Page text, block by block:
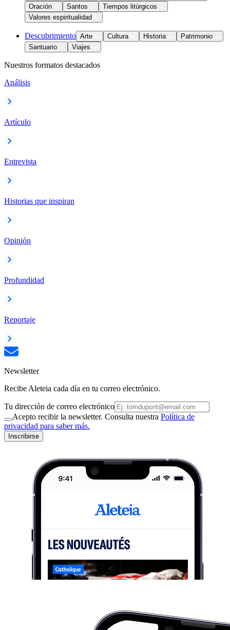
Oración
Santos
Tiempos litúrgicos
Valores espiritualidad
Descubrimiento Arte Cultura Historia
Patrimonio
Santuario
Viajes
Nuestros formatos destacados
Análisis
Artículo
Entrevista
Historias que inspiran
Opinión
Profundidad
Reportaje
Newsletter
Recibe Aleteia cada día en tu correo electrónico.
Tu dirección de correo electrónico
Acepto recibir la newsletter. Consulta nuestra Política de
privacidad para saber más.
Inscribirse